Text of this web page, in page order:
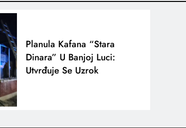
Planula Kafana “Stara
Dinara” U Banjoj Luci:
Utvrđuje Se Uzrok